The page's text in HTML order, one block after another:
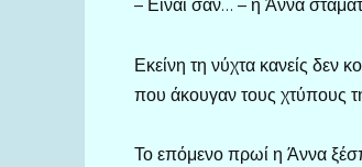
– Είναι σαν… – η Άννα
Εκείνη τη νύχτα κανείς δεν
που άκουγαν τους χτύπους
Το επόμενο πρωί η Άννα